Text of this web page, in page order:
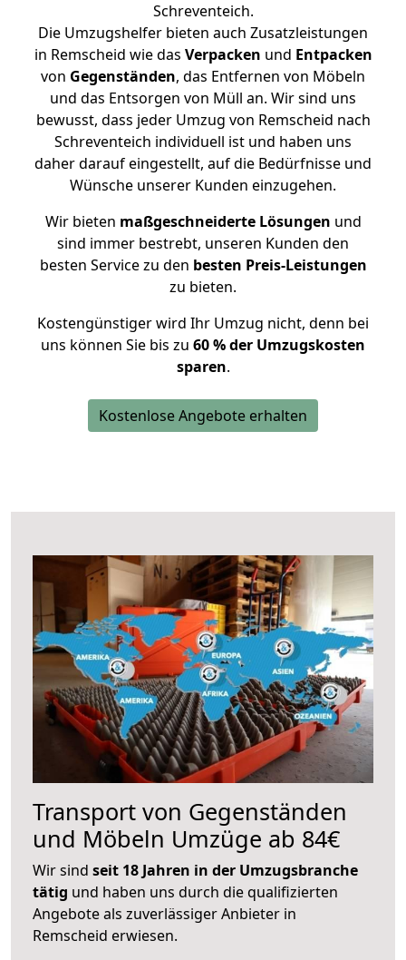
Schreventeich.
Die Umzugshelfer bieten auch Zusatzleistungen
in Remscheid wie das Verpacken und Entpacken
von Gegenständen, das Entfernen von Möbeln
und das Entsorgen von Müll an. Wir sind uns
bewusst, dass jeder Umzug von Remscheid nach
Schreventeich individuell ist und haben uns
daher darauf eingestellt, auf die Bedürfnisse und
Wünsche unserer Kunden einzugehen.
Wir bieten maßgeschneiderte Lösungen und
sind immer bestrebt, unseren Kunden den
besten Service zu den besten Preis-Leistungen
zu bieten.
Kostengünstiger wird Ihr Umzug nicht, denn bei
uns können Sie bis zu 60 % der Umzugskosten
sparen.
Kostenlose Angebote erhalten
Transport von Gegenständen
und Möbeln Umzüge ab 84€
Wir sind seit 18 Jahren in der Umzugsbranche
tätig und haben uns durch die qualifizierten
Angebote als zuverlässiger Anbieter in
Remscheid erwiesen.